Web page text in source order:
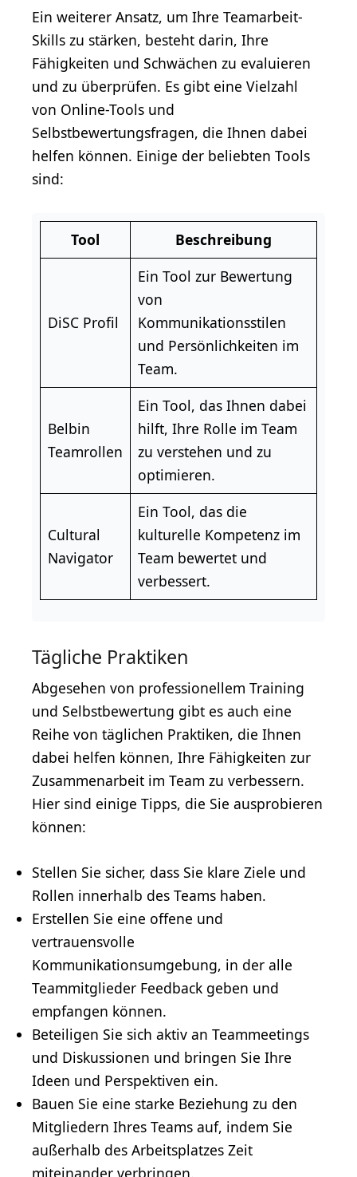
Ein weiterer Ansatz, um Ihre Teamarbeit-
Skills zu stärken, besteht darin, Ihre
Fähigkeiten und Schwächen zu evaluieren
und zu überprüfen. Es gibt eine Vielzahl
von Online-Tools und
Selbstbewertungsfragen, die Ihnen dabei
helfen können. Einige der beliebten Tools
sind:
Tool Beschreibung
DiSC Profil
Ein Tool zur Bewertung
von
Kommunikationsstilen
und Persönlichkeiten im
Team.
Belbin
Teamrollen
Ein Tool, das Ihnen dabei
hilft, Ihre Rolle im Team
zu verstehen und zu
optimieren.
Cultural
Navigator
Ein Tool, das die
kulturelle Kompetenz im
Team bewertet und
verbessert.
Tägliche Praktiken
Abgesehen von professionellem Training
und Selbstbewertung gibt es auch eine
Reihe von täglichen Praktiken, die Ihnen
dabei helfen können, Ihre Fähigkeiten zur
Zusammenarbeit im Team zu verbessern.
Hier sind einige Tipps, die Sie ausprobieren
können:
Stellen Sie sicher, dass Sie klare Ziele und
Rollen innerhalb des Teams haben.
Erstellen Sie eine offene und
vertrauensvolle
Kommunikationsumgebung, in der alle
Teammitglieder Feedback geben und
empfangen können.
Beteiligen Sie sich aktiv an Teammeetings
und Diskussionen und bringen Sie Ihre
Ideen und Perspektiven ein.
Bauen Sie eine starke Beziehung zu den
Mitgliedern Ihres Teams auf, indem Sie
außerhalb des Arbeitsplatzes Zeit
miteinander verbringen.